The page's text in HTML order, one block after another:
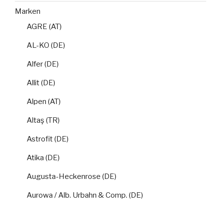
Marken
AGRE (AT)
AL-KO (DE)
Alfer (DE)
Allit (DE)
Alpen (AT)
Altaş (TR)
Astrofit (DE)
Atika (DE)
Augusta-Heckenrose (DE)
Aurowa / Alb. Urbahn & Comp. (DE)